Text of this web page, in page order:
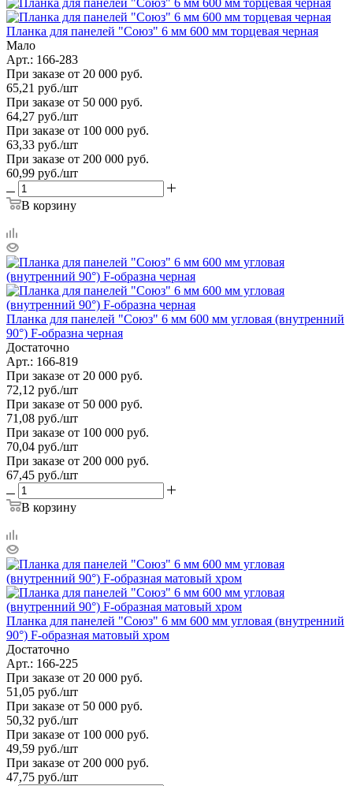
Планка для панелей "Союз" 6 мм 600 мм торцевая черная
Мало
Арт.: 166-283
При заказе от 20 000 руб.
65,21 руб./шт
При заказе от 50 000 руб.
64,27 руб./шт
При заказе от 100 000 руб.
63,33 руб./шт
При заказе от 200 000 руб.
60,99 руб./шт
В корзину
Планка для панелей "Союз" 6 мм 600 мм угловая (внутренний
90°) F-образна черная
Достаточно
Арт.: 166-819
При заказе от 20 000 руб.
72,12 руб./шт
При заказе от 50 000 руб.
71,08 руб./шт
При заказе от 100 000 руб.
70,04 руб./шт
При заказе от 200 000 руб.
67,45 руб./шт
В корзину
Планка для панелей "Союз" 6 мм 600 мм угловая (внутренний
90°) F-образная матовый хром
Достаточно
Арт.: 166-225
При заказе от 20 000 руб.
51,05 руб./шт
При заказе от 50 000 руб.
50,32 руб./шт
При заказе от 100 000 руб.
49,59 руб./шт
При заказе от 200 000 руб.
47,75 руб./шт